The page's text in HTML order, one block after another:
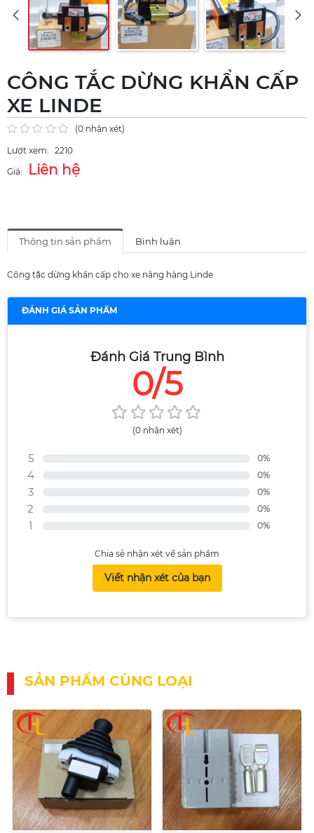
CÔNG TẮC DỪNG KHẨN CẤP
XE LINDE
(0 nhận xét)
Lượt xem: 2210
Giá:
Liên hệ
Thông tin sản phẩm Bình luận
Công tắc dừng khẩn cấp cho xe nâng hàng Linde
ĐÁNH GIÁ SẢN PHẨM
Đánh Giá Trung Bình
0/5
(0 nhận xét)
5 0%
4 0%
3 0%
2 0%
1 0%
Chia sẻ nhận xét về sản phẩm
Viết nhận xét của bạn
SẢN PHẨM CÙNG LOẠI